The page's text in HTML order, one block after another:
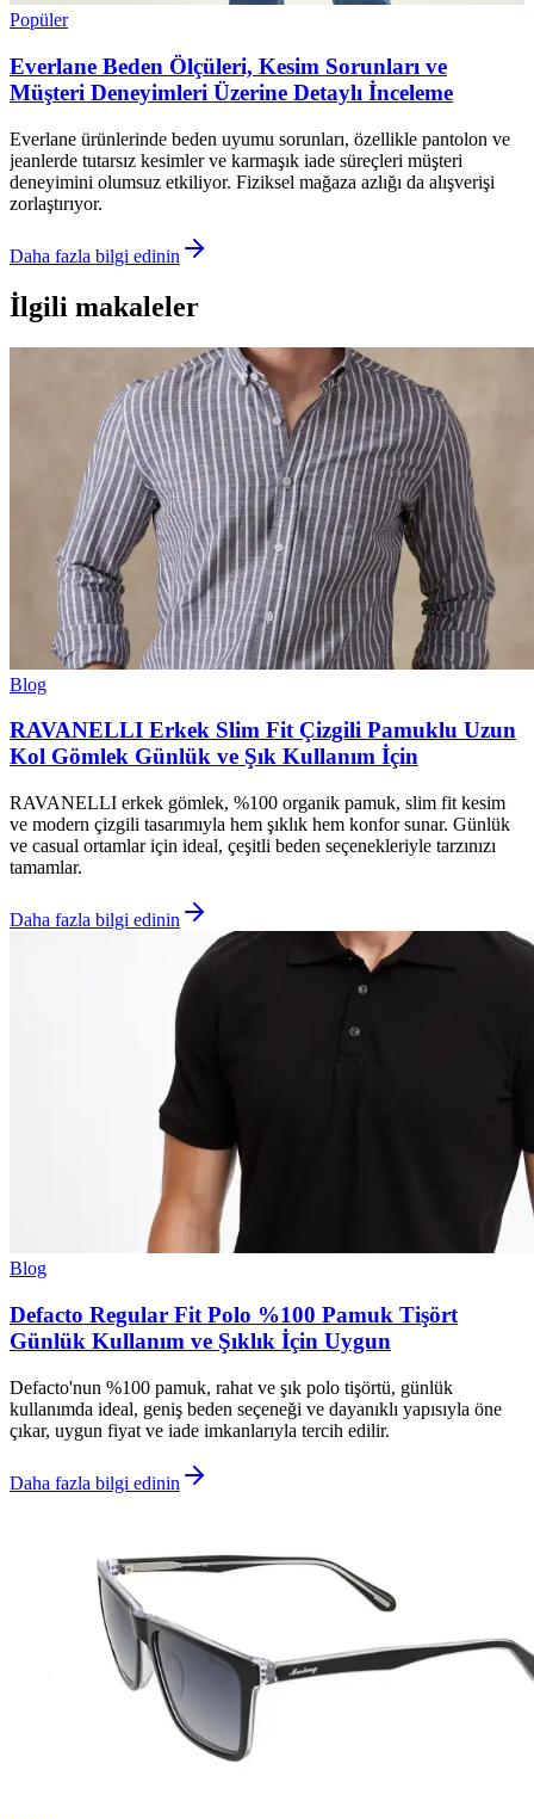
Popüler
Everlane Beden Ölçüleri, Kesim Sorunları ve
Müşteri Deneyimleri Üzerine Detaylı İnceleme
Everlane ürünlerinde beden uyumu sorunları, özellikle pantolon ve
jeanlerde tutarsız kesimler ve karmaşık iade süreçleri müşteri
deneyimini olumsuz etkiliyor. Fiziksel mağaza azlığı da alışverişi
zorlaştırıyor.
Daha fazla bilgi edinin
İlgili makaleler
Blog
RAVANELLI Erkek Slim Fit Çizgili Pamuklu Uzun
Kol Gömlek Günlük ve Şık Kullanım İçin
RAVANELLI erkek gömlek, %100 organik pamuk, slim fit kesim
ve modern çizgili tasarımıyla hem şıklık hem konfor sunar. Günlük
ve casual ortamlar için ideal, çeşitli beden seçenekleriyle tarzınızı
tamamlar.
Daha fazla bilgi edinin
Blog
Defacto Regular Fit Polo %100 Pamuk Tişört
Günlük Kullanım ve Şıklık İçin Uygun
Defacto'nun %100 pamuk, rahat ve şık polo tişörtü, günlük
kullanımda ideal, geniş beden seçeneği ve dayanıklı yapısıyla öne
çıkar, uygun fiyat ve iade imkanlarıyla tercih edilir.
Daha fazla bilgi edinin